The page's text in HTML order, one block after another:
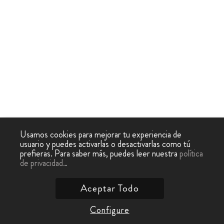
Usamos cookies para mejorar tu experiencia de
usuario y puedes activarlas o desactivarlas como tú
prefieras. Para saber más, puedes leer nuestrapolítica
de privacidad..
Configure
Aceptar Todo